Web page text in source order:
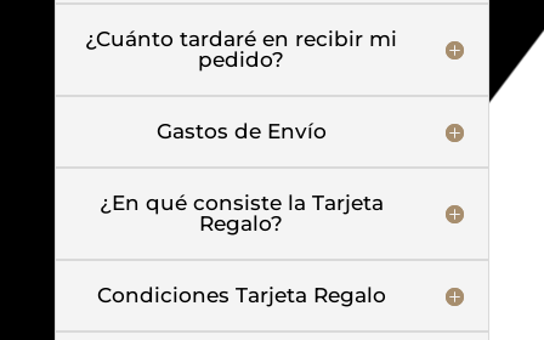
¿Cuánto tardaré en recibir mi
pedido?
Gastos de Envío
¿En qué consiste la Tarjeta
Regalo?
Condiciones Tarjeta Regalo